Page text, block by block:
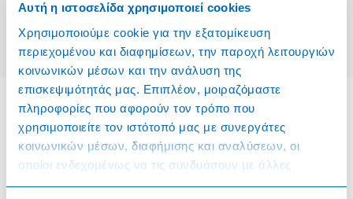
Αυτή η ιστοσελίδα χρησιμοποιεί cookies
Χρησιμοποιούμε cookie για την εξατομίκευση
περιεχομένου και διαφημίσεων, την παροχή λειτουργιών
κοινωνικών μέσων και την ανάλυση της
επισκεψιμότητάς μας. Επιπλέον, μοιραζόμαστε
πληροφορίες που αφορούν τον τρόπο που
χρησιμοποιείτε τον ιστότοπό μας με συνεργάτες
κοινωνικών μέσων, διαφήμισης και αναλύσεων, οι
οποίοι ενδεχομένως να τις συνδυάσουν με άλλες
πληροφορίες που τους έχετε παραχωρήσει ή τις οποίες
Πληροφορίες
Όροι & Προϋποθέσεις